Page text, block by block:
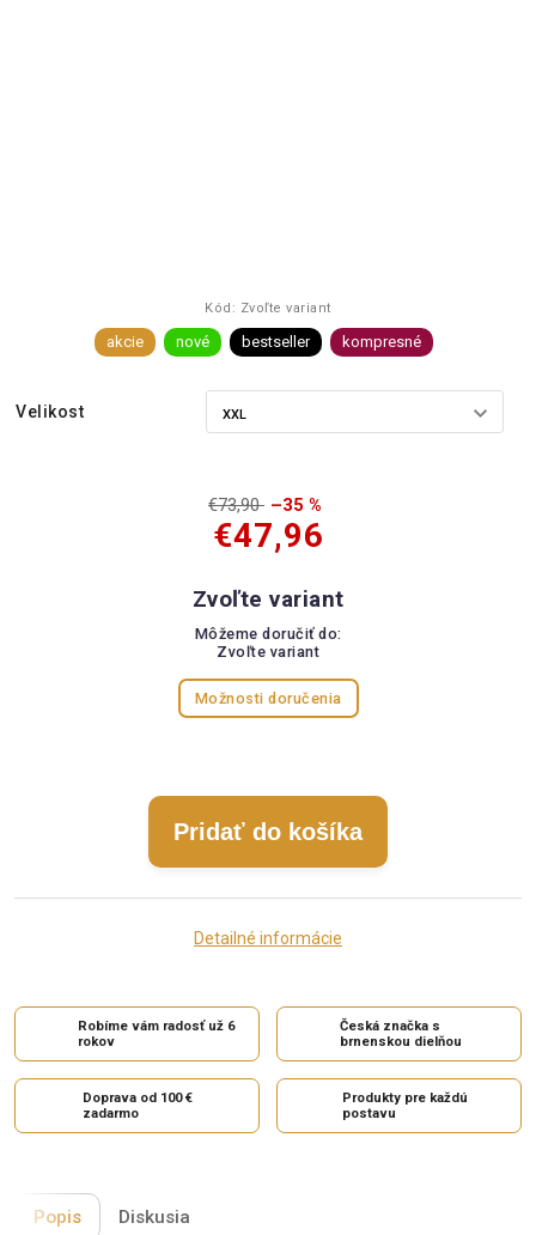
Kód: Zvoľte variant
akcie nové bestseller kompresné
Velikost
€73,90 –35 %
€47,96
Zvoľte variant
Môžeme doručiť do:
Zvoľte variant
Možnosti doručenia
Pridať do košíka
Detailné informácie
Robíme vám radosť už 6
rokov
Česká značka s
brnenskou dielňou
Doprava od 100 €
zadarmo
Produkty pre každú
postavu
Popis Diskusia